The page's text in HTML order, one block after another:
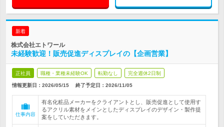
新着
株式会社エトワール
未経験歓迎！販売促進ディスプレイの【企画営業】
正社員 職種・業種未経験OK 転勤なし 完全週休2日制
情報更新日：2026/05/15 終了予定日： 2026/11/05
仕事内容
有名化粧品メーカーをクライアントとし、販売促進として使用す
るアクリル素材をメインとしたディスプレイのデザイン・製作提
案をしていただきます。